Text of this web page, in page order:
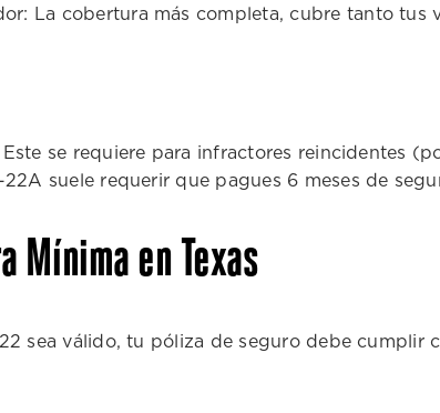
La cobertura más completa, cubre tanto tus
Este se requiere para infractores reincidentes
suele requerir que pagues 6 meses de
Mínima en Texas
sea válido, tu póliza de seguro debe cumplir